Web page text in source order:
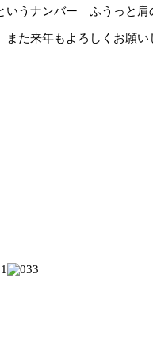
いうナンバー ふうっと肩
た来年もよろしくお願い